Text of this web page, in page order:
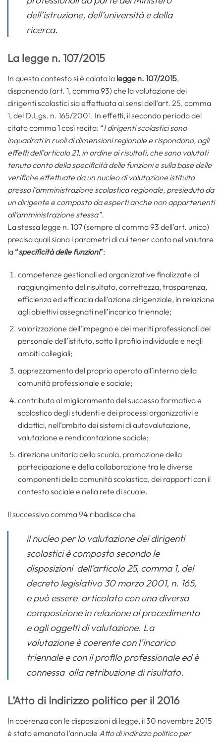
dell’istruzione, dell’università e della
ricerca.
La legge n. 107/2015
In questo contesto si è calata la legge n. 107/2015,
disponendo (art. 1, comma 93) che la valutazione dei
dirigenti scolastici sia effettuata ai sensi dell’art. 25, comma
1, del D.Lgs. n. 165/2001. In effetti, il secondo periodo del
citato comma 1 così recita: “I dirigenti scolastici sono
inquadrati in ruoli di dimensioni regionale e rispondono, agli
effetti dell’articolo 21, in ordine ai risultati, che sono valutati
tenuto conto della specificità delle funzioni e sulla base delle
verifiche effettuate da un nucleo di valutazione istituito
presso l’amministrazione scolastica regionale, presieduto da
un dirigente e composto da esperti anche non appartenenti
all’amministrazione stessa”.
La stessa legge n. 107 (sempre al comma 93 dell’art. unico)
precisa quali siano i parametri di cui tener conto nel valutare
la “specificità delle funzioni”:
competenze gestionali ed organizzative finalizzate al
raggiungimento del risultato, correttezza, trasparenza,
efficienza ed efficacia dell’azione dirigenziale, in relazione
agli obiettivi assegnati nell’incarico triennale;
valorizzazione dell’impegno e dei meriti professionali del
personale dell’istituto, sotto il profilo individuale e negli
ambiti collegiali;
apprezzamento del proprio operato all’interno della
comunità professionale e sociale;
contributo al miglioramento del successo formativo e
scolastico degli studenti e dei processi organizzativi e
didattici, nell’ambito dei sistemi di autovalutazione,
valutazione e rendicontazione sociale;
direzione unitaria della scuola, promozione della
partecipazione e della collaborazione tra le diverse
componenti della comunità scolastica, dei rapporti con il
contesto sociale e nella rete di scuole.
Il successivo comma 94 ribadisce che
il nucleo per la valutazione dei dirigenti
scolastici è composto secondo le
disposizioni dell’articolo 25, comma 1, del
decreto legislativo 30 marzo 2001, n. 165,
e può essere articolato con una diversa
composizione in relazione al procedimento
e agli oggetti di valutazione. La
valutazione è coerente con l’incarico
triennale e con il profilo professionale ed è
connessa alla retribuzione di risultato.
L’Atto di Indirizzo politico per il 2016
In coerenza con le disposizioni di legge, il 30 novembre 2015
è stato emanato l’annuale Atto di indirizzo politico per